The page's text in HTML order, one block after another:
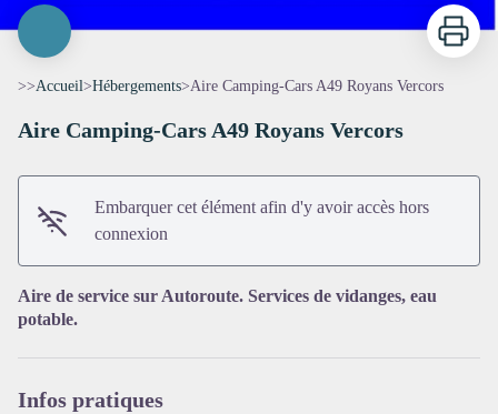
Voir l'image en plein écran
Imprimer
>>Accueil>Hébergements>Aire Camping-Cars A49 Royans Vercors
Aire Camping-Cars A49 Royans Vercors
Embarquer cet élément afin d'y avoir accès hors
connexion
Aire de service sur Autoroute. Services de vidanges, eau
potable.
Infos pratiques